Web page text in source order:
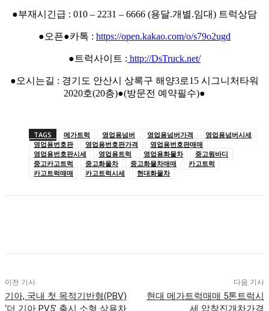
●부재시긴급 : 010 – 2231 – 6666 (용달.개별.임대) 트럭상담
●오픈●카톡 : https://open.kakao.com/o/s79o2ugd
●트럭사이트 : http://DsTruck.net/
●오시는길 : 경기도 안산시 상록구 해양3로15 시그니처타워
2020호(20층)●(방문전 예약필수)●
TAGS 메가트럭 영업용넘버 영업용넘버가격
영업용넘버시세
영업용번호판
영업용번호판가격
영업용번호판매매
영업용번호판시세
영업용트럭 영업용화물차
중고윙바디
중고카고트럭
중고화물차 중고화물차매매
카고트럭
카고트럭매매
카고트럭시세 현대화물차
이전 기사
기아, 국내 첫 목적기반형(PBV)
‘더 기아 PV5’ 출시 소형 상용차
다음 기사
현대 메가트럭매매 5톤트럭시
세 압착진개차가격